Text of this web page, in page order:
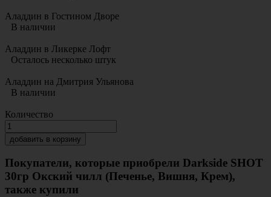
Аладдин в Гостином Дворе
В наличии
Аладдин в Ликерке Лофт
Осталось несколько штук
Аладдин на Дмитрия Ульянова
В наличии
Количество
добавить в корзину
Покупатели, которые приобрели Darkside SHOT
30гр Окский чилл (Печенье, Вишня, Крем),
также купили